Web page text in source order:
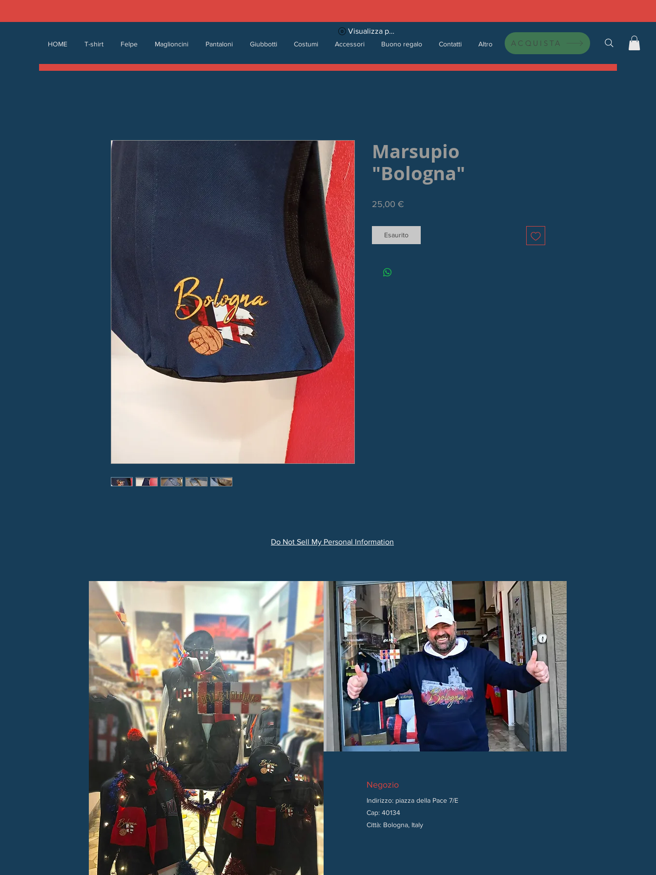
HOME T-shirt Felpe Maglioncini Pantaloni Giubbotti Costumi Accessori Buono regalo Contatti Altro ACQUISTA
Visualizza punti
Marsupio
"Bologna"
25,00 €
Esaurito
Do Not Sell My Personal Information
Negozio
Indirizzo: piazza della Pace 7/E
Cap: 40134
Città: Bologna, Italy